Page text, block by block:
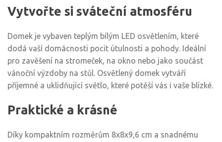
Vytvořte si sváteční atmosféru
Domek je vybaven teplým bílým LED osvětlením, které
dodá vaší domácnosti pocit útulnosti a pohody. Ideální
pro zavěšení na stromeček, na okno nebo jako součást
vánoční výzdoby na stůl. Osvětlený domek vytváří
příjemné a uklidňující světlo, které potěší vás i vaše blízké.
Praktické a krásné
Díky kompaktním rozměrům 8x8x9,6 cm a snadnému